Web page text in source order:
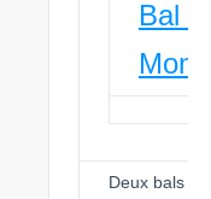
Bal
Deux bals